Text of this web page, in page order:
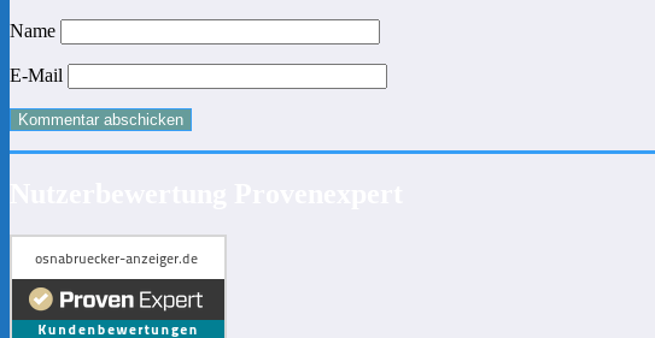
Name
E-Mail